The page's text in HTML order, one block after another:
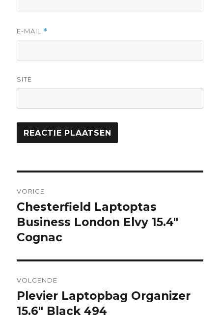
E-MAIL *
SITE
navigatie
VORIGE
Vorig
bericht:
Chesterfield Laptoptas
Business London Elvy 15.4″
Cognac
VOLGENDE
Volgend
bericht:
Plevier Laptopbag Organizer
15.6″ Black 494